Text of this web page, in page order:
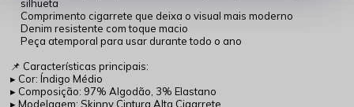
silhueta
Comprimento cigarrete que deixa o visual mais moderno
Denim resistente com toque macio
Peça atemporal para usar durante todo o ano
📌 Características principais:
▸ Cor: Índigo Médio
▸ Composição: 97% Algodão, 3% Elastano
▸ Modelagem: Skinny Cintura Alta Cigarrete